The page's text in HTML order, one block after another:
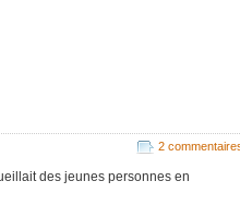
2
des jeunes personnes en